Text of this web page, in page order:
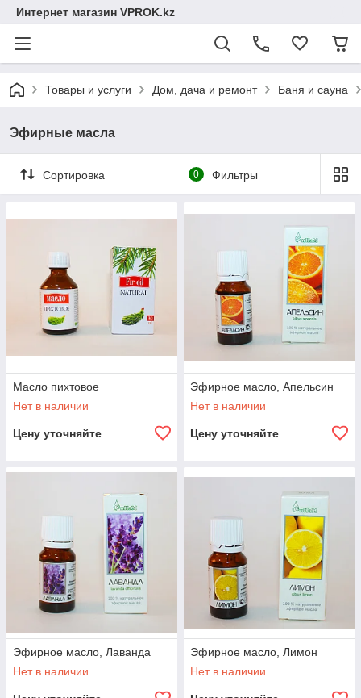
Интернет магазин VPROK.kz
Товары и услуги Дом, дача и ремонт Баня и сауна
Эфирные масла
Сортировка 0 Фильтры
Масло пихтовое
Нет в наличии
Цену уточняйте
Эфирное масло, Апельсин
Нет в наличии
Цену уточняйте
Эфирное масло, Лаванда
Нет в наличии
Эфирное масло, Лимон
Нет в наличии